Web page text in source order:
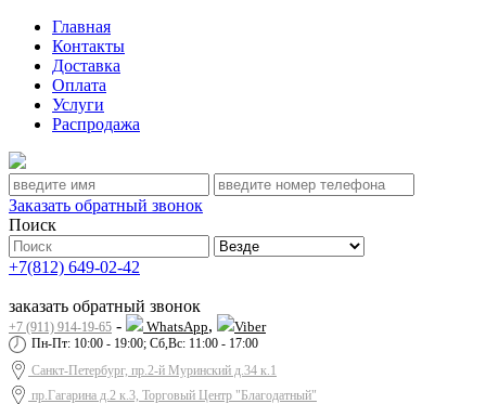
Главная
Контакты
Доставка
Оплата
Услуги
Распродажа
Заказать обратный звонок
Поиск
+7(812) 649-02-42
заказать обратный звонок
+7 (911) 914-19-65 - WhatsApp, Viber
Пн-Пт: 10:00 - 19:00; Сб,Вс: 11:00 - 17:00
Санкт-Петербург, пр.2-й Муринский д.34 к.1
пр.Гагарина д.2 к.3, Торговый Центр "Благодатный"